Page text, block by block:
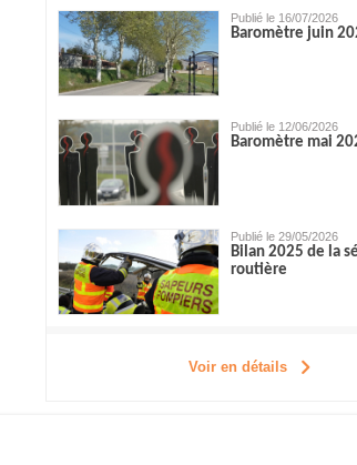
Publié le 16/07/2026
Baromètre juin
Publié le 12/06/2026
Baromètre mai
Publié le 29/05/2026
Bilan 2025 de la
routière
Voir en détails